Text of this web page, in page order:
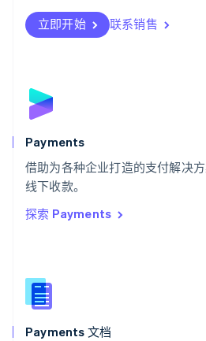
立即开始 联系销售
Payments
借助为各种企业打造的支付解决
线下收款。
探索 Payments
Payments 文档
瑞士
DeutschFrançais
English
斯洛文尼亚
泰国
ไทยEnglish
希腊
English
西班牙
新西兰
English
匈牙利
English